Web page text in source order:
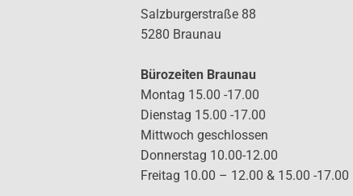
Salzburgerstraße 88
5280 Braunau
Bürozeiten Braunau
Montag 15.00 -17.00
Dienstag 15.00 -17.00
Mittwoch geschlossen
Donnerstag 10.00-12.00
Freitag 10.00 – 12.00 & 15.00 -17.00